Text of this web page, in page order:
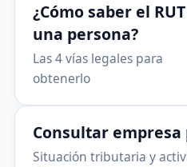
¿Cómo saber el
una persona?
Las 4 vías legales para
obtenerlo
Consultar empresa
Situación tributaria y